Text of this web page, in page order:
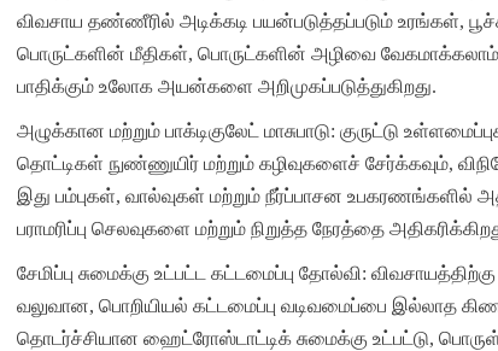
விவசாய தண்ணீரில் அடிக்கடி பயன்படுத்தப்படும் உரங்கள்,
பொருட்களின் மீதிகள், பொருட்களின் அழிவை
பாதிக்கும் உலோக அயன்களை அறிமுகப்படுத்துகிறது.
அழுக்கான மற்றும் பாக்டிகுலேட் மாசுபாடு: குருட்டு
தொட்டிகள் நுண்ணுயிர் மற்றும் கழிவுகளைச் சேர்க்கவும்,
இது பம்புகள், வால்வுகள் மற்றும் நீர்ப்பாசன உபகரணங்களில்
பராமரிப்பு செலவுகளை மற்றும் நிறுத்த நேரத்தை
சேமிப்பு சுமைக்கு உட்பட்ட கட்டமைப்பு தோல்வி: விவசாயத்திற்கு
வலுவான, பொறியியல் கட்டமைப்பு வடிவமைப்பை இல்லாத
தொடர்ச்சியான ஹைட்ரோஸ்டாட்டிக் சுமைக்கு உட்பட்டு, பொருள்